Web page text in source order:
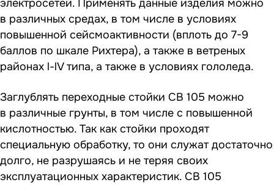
электросетей. Применять данные изделия можно
в различных средах, в том числе в условиях
повышенной сейсмоактивности (вплоть до 7-9
баллов по шкале Рихтера), а также в ветреных
районах l-lV типа, а также в условиях гололеда.
Заглублять переходные стойки СВ 105 можно
в различные грунты, в том числе с повышенной
кислотностью. Так как стойки проходят
специальную обработку, то они служат достаточно
долго, не разрушаясь и не теряя своих
эксплуатационных характеристик. СВ 105